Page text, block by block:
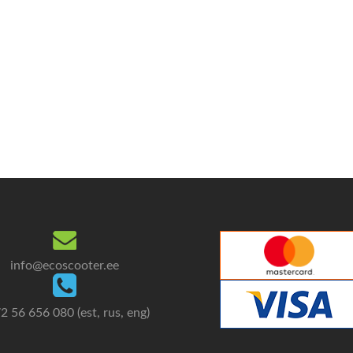
info@ecoscooter.ee
56 656 080 (est, rus, eng)